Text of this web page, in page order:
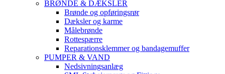
BRØNDE & DÆKSLER
Brønde og opføringsrør
Dæksler og karme
Målebrønde
Rottespærre
Reparationsklemmer og bandagemuffer
PUMPER & VAND
Nedsivningsanlæg